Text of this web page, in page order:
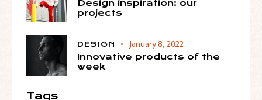
Design inspiration: our
projects
DESIGN January 8, 2022
Innovative products of the
week
Tags